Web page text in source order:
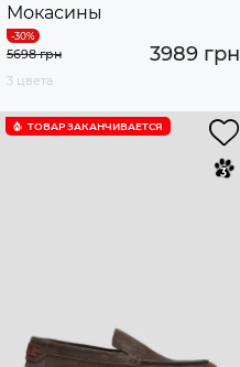
Мокасины
3989 грн
5698 грн
3 цвета
ТОВАР ЗАКАНЧИВАЕТСЯ